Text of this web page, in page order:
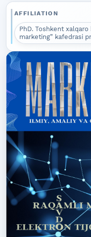
AFFILIATION
PhD. Toshkent
marketing” kafedrasi